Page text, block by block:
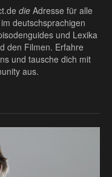
die Adresse für alle
deutschsprachigen
und Lexika
den Filmen. Erfahre
und tausche dich mit
aus.